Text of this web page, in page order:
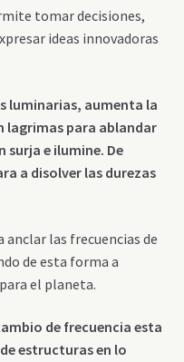
tomar decisiones,
ideas innovadoras
luminarias, aumenta la
lagrimas para ablandar
e ilumine. De
a disolver las durezas
anclar las frecuencias de
de esta forma a
el planeta.
de frecuencia esta
estructuras en lo